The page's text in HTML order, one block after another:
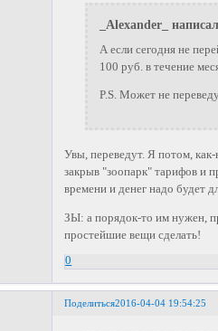
_Alexander_
А если сегодня не
100 руб. в течение
P.S. Может не
Увы, переведут. Я потом,
закрыв "зоопарк" тарифов и
времени и денег надо будет
ЗЫ: а порядок-то им нужен,
простейшие вещи сделать!
0
Поделиться2016-04-04 19:54:25